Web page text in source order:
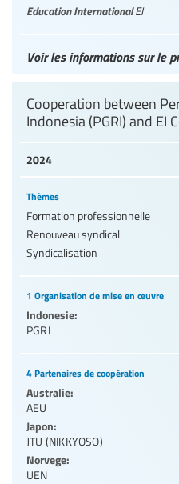
Education InternationalEI
Voir les informations sur le
2024
Cooperation between
Indonesia (PGRI) and EI
Thèmes
Formation professionnelle
Renouveau syndical
Syndicalisation
1 Organisation de mise en œuvre
Indonesie:
PGRI
4 Partenaires de coopération
Australie:
AEU
Japon:
JTU (NIKKYOSO)
Norvege:
UEN